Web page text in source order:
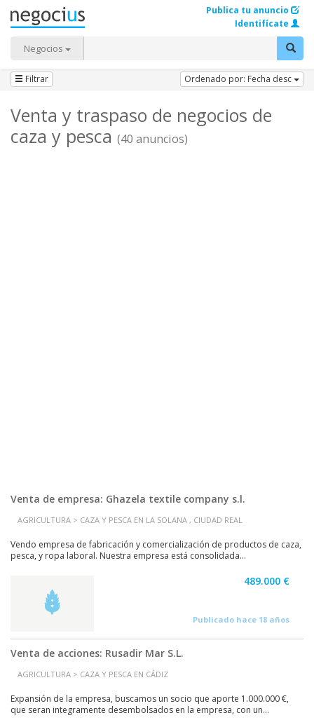
Negocios
Publica tu anuncio
Identifícate
Filtrar Ordenado por: Fecha desc
Venta y traspaso de negocios de
caza y pesca (40 anuncios)
Venta de empresa: Ghazela textile company s.l.
AGRICULTURA > CAZA Y PESCA EN LA SOLANA , CIUDAD REAL
Vendo empresa de fabricación y comercialización de productos de caza,
pesca, y ropa laboral. Nuestra empresa está consolidada...
489.000 €
Publicado hace 18 años
Venta de acciones: Rusadir Mar S.L.
AGRICULTURA > CAZA Y PESCA EN CÁDIZ
Expansión de la empresa, buscamos un socio que aporte 1.000.000 €,
que seran integramente desembolsados en la empresa, con un...